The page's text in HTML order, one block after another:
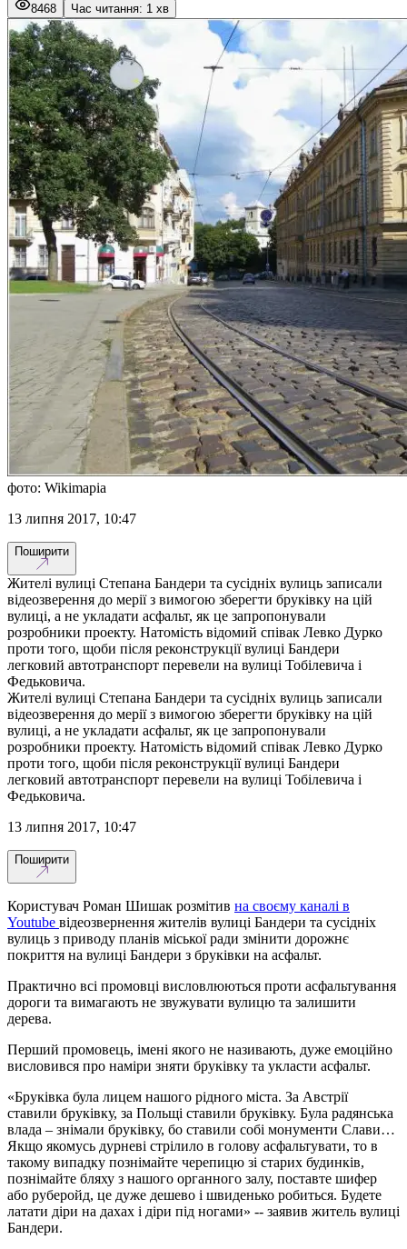
8468 Час читання: 1 хв
фото: Wikimapia
13 липня 2017, 10:47
Поширити
Жителі вулиці Степана Бандери та сусідніх вулиць записали
відеозверення до мерії з вимогою зберегти бруківку на цій
вулиці, а не укладати асфальт, як це запропонували
розробники проекту. Натомість відомий співак Левко Дурко
проти того, щоби після реконструкції вулиці Бандери
легковий автотранспорт перевели на вулиці Тобілевича і
Федьковича.
Жителі вулиці Степана Бандери та сусідніх вулиць записали
відеозверення до мерії з вимогою зберегти бруківку на цій
вулиці, а не укладати асфальт, як це запропонували
розробники проекту. Натомість відомий співак Левко Дурко
проти того, щоби після реконструкції вулиці Бандери
легковий автотранспорт перевели на вулиці Тобілевича і
Федьковича.
13 липня 2017, 10:47
Поширити
Користувач Роман Шишак розмітив на своєму каналі в
Youtube відеозвернення жителів вулиці Бандери та сусідніх
вулиць з приводу планів міської ради змінити дорожнє
покриття на вулиці Бандери з бруківки на асфальт.
Практично всі промовці висловлюються проти асфальтування
дороги та вимагають не звужувати вулицю та залишити
дерева.
Перший промовець, імені якого не називають, дуже емоційно
висловився про наміри зняти бруківку та укласти асфальт.
«Бруківка була лицем нашого рідного міста. За Австрії
ставили бруківку, за Польщі ставили бруківку. Була радянська
влада – знімали бруківку, бо ставили собі монументи Слави…
Якщо якомусь дурневі стрілило в голову асфальтувати, то в
такому випадку познімайте черепицю зі старих будинків,
познімайте бляху з нашого органного залу, поставте шифер
або руберойд, це дуже дешево і швиденько робиться. Будете
латати діри на дахах і діри під ногами» -- заявив житель вулиці
Бандери.